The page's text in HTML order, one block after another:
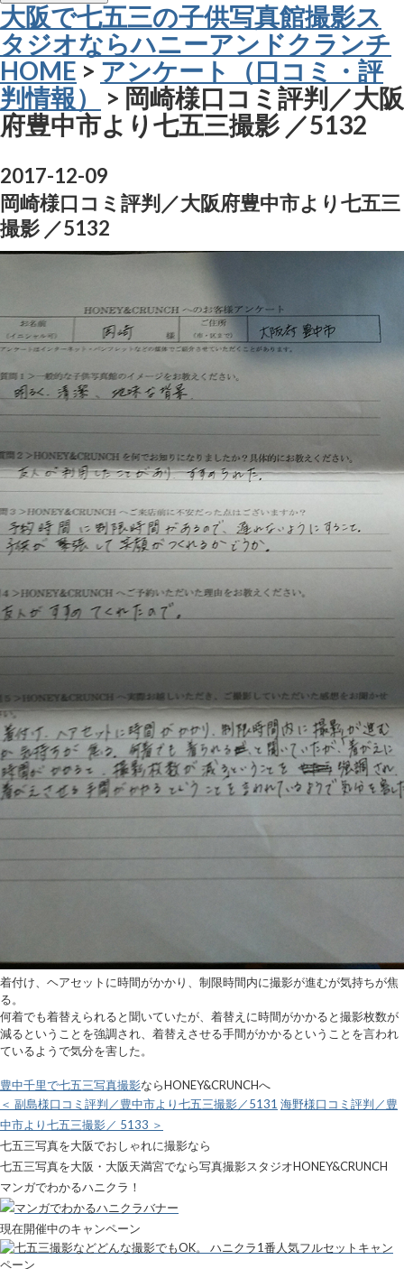
大阪で七五三の子供写真館撮影ス
タジオならハニーアンドクランチ
HOME > アンケート（口コミ・評
判情報）
> 岡崎様口コミ評判／大阪
府豊中市より七五三撮影 ／5132
2017-12-09
岡崎様口コミ評判／大阪府豊中市より七五三
撮影 ／5132
着付け、ヘアセットに時間がかかり、制限時間内に撮影が進むが気持ちが焦
る。
何着でも着替えられると聞いていたが、着替えに時間がかかると撮影枚数が
減るということを強調され、着替えさせる手間がかかるということを言われ
ているようで気分を害した。
豊中千里で七五三写真撮影ならHONEY&CRUNCHへ
＜ 副島様口コミ評判／豊中市より七五三撮影／5131 海野様口コミ評判／豊
中市より七五三撮影／ 5133 ＞
七五三写真を大阪でおしゃれに撮影なら
七五三写真を大阪・大阪天満宮でなら写真撮影スタジオHONEY&CRUNCH
マンガでわかるハニクラ！
現在開催中のキャンペーン